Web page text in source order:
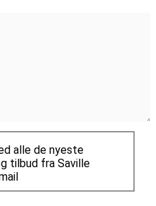
alle de nyeste
tilbud fra Saville